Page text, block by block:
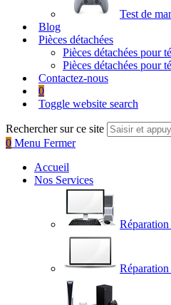
Test de
Blog
Pièces détachées
Pièces détachées pour
Pièces détachées pour
Contactez-nous
0
Toggle website search
Rechercher sur ce site
0 Menu Fermer
Accueil
Nos Services
Réparation